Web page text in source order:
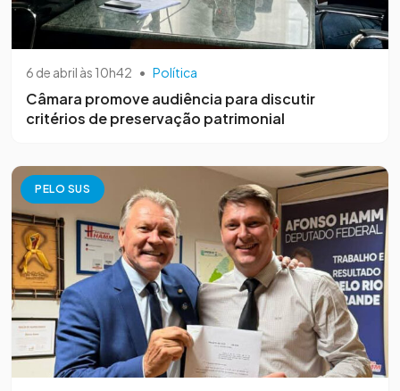
6 de abril às 10h42 • Política
Câmara promove audiência para discutir
critérios de preservação patrimonial
PELO SUS